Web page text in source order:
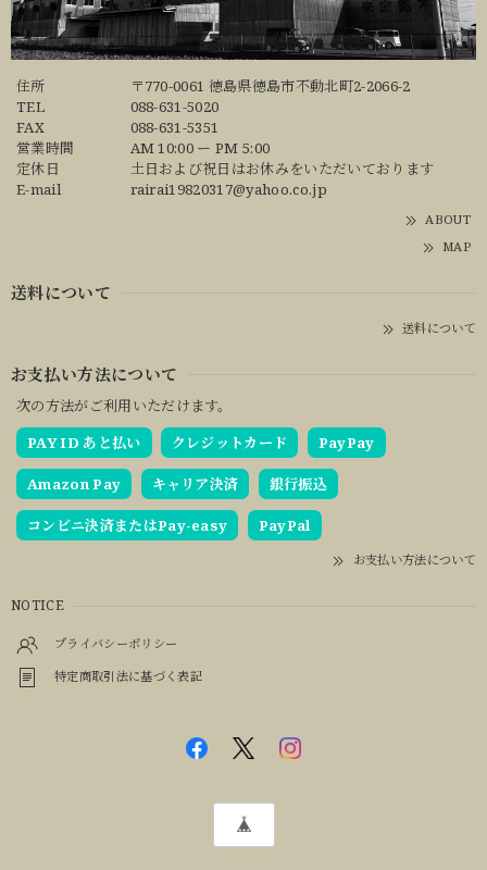
住所
〒770-0061 徳島県徳島市不動北町2-2066-2
TEL
088-631-5020
FAX
088-631-5351
営業時間
AM 10:00 ー PM 5:00
定休日
土日および祝日はお休みをいただいております
E-mail
rairai19820317@yahoo.co.jp
ABOUT
MAP
送料について
送料について
お支払い方法について
次の方法がご利用いただけます。
PAY ID あと払い
クレジットカード PayPay
Amazon Pay キャリア決済 銀行振込
コンビニ決済またはPay-easy PayPal
お支払い方法について
NOTICE
プライバシーポリシー
特定商取引法に基づく表記